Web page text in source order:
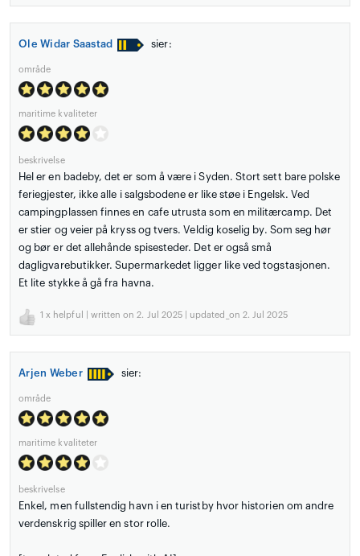
Ole Widar Saastad sier:
område
maritime kvaliteter
beskrivelse
Hel er en badeby, det er som å være i Syden. Stort sett bare polske
feriegjester, ikke alle i salgsbodene er like støe i Engelsk. Ved
campingplassen finnes en cafe utrusta som en militærcamp. Det
er stier og veier på kryss og tvers. Veldig koselig by. Som seg hør
og bør er det allehånde spisesteder. Det er også små
dagligvarebutikker. Supermarkedet ligger like ved togstasjonen.
Et lite stykke å gå fra havna.
1 x helpful | written on 2. Jul 2025 | updated_on 2. Jul 2025
Arjen Weber sier:
område
maritime kvaliteter
beskrivelse
Enkel, men fullstendig havn i en turistby hvor historien om andre
verdenskrig spiller en stor rolle.